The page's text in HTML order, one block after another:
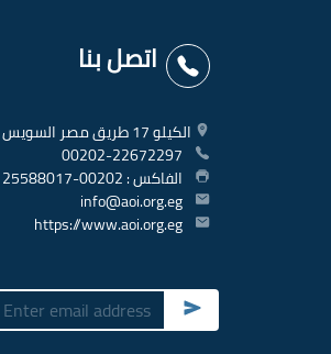
اتصل بنا
الكيلو 17 طريق مصر السويس -القاهره -مصر
00202-22672297
الفاكس : 00202-25588017 / 25182385
info@aoi.org.eg
https://www.aoi.org.eg
Submit